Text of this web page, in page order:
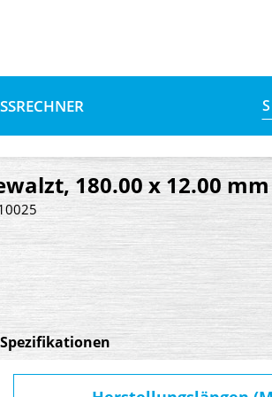
180.00 x 12.00 mm
Spezifikationen